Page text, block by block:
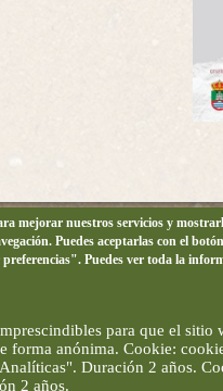
mejorar nuestros servicios y
Puedes aceptarlas con el
Puedes ver toda la
para que el
forma anónima. Cookie:
Duración 2 años.
2 años.